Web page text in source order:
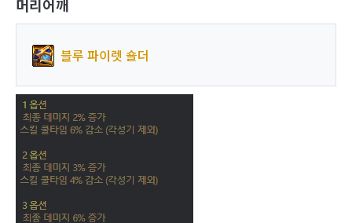
머리어깨
블루 파이렛 숄더